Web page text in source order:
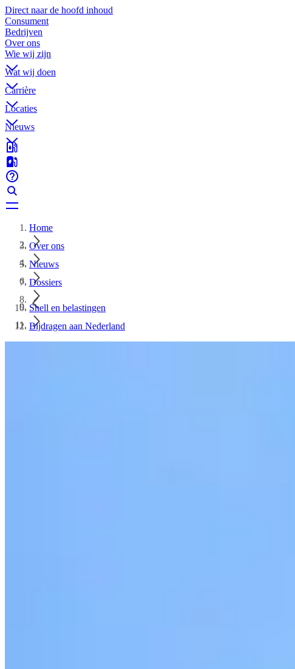
Direct naar de hoofd inhoud
Consument
Bedrijven
Over ons
Wie wij zijn
Wat wij doen
Carrière
Locaties
Nieuws
Home
Over ons
Nieuws
Dossiers
Shell en belastingen
Bijdragen aan Nederland